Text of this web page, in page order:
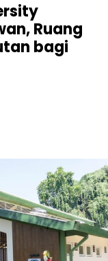
Ruang
bagi